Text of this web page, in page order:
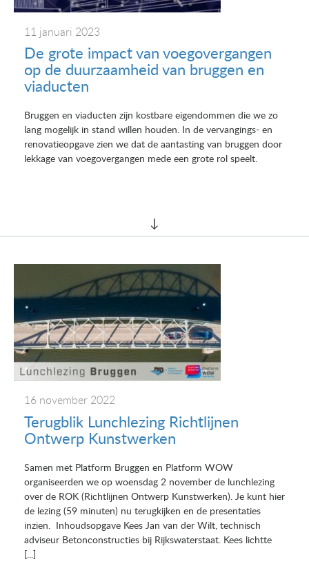
11 januari 2023
De grote impact van voegovergangen
op de duurzaamheid van bruggen en
viaducten
Bruggen en viaducten zijn kostbare eigendommen die we zo
lang mogelijk in stand willen houden. In de vervangings- en
renovatieopgave zien we dat de aantasting van bruggen door
lekkage van voegovergangen mede een grote rol speelt.
16 november 2022
Terugblik Lunchlezing Richtlijnen
Ontwerp Kunstwerken
Samen met Platform Bruggen en Platform WOW
organiseerden we op woensdag 2 november de lunchlezing
over de ROK (Richtlijnen Ontwerp Kunstwerken). Je kunt hier
de lezing (59 minuten) nu terugkijken en de presentaties
inzien. Inhoudsopgave Kees Jan van der Wilt, technisch
adviseur Betonconstructies bij Rijkswaterstaat. Kees lichtte